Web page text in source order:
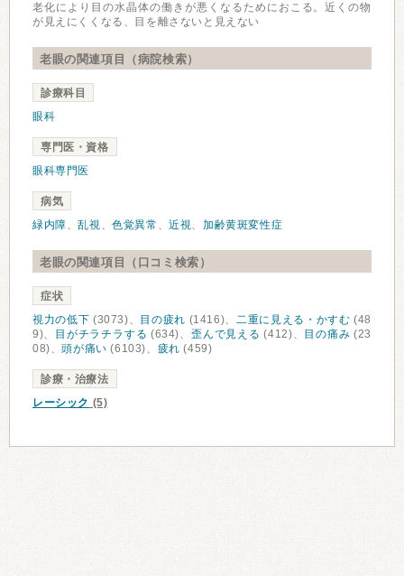
老化により目の水晶体の働きが悪くなるためにおこる。近くの物
が見えにくくなる、目を離さないと見えない
老眼の関連項目（病院検索）
診療科目
眼科
専門医・資格
眼科専門医
病気
緑内障、乱視、色覚異常 、近視、加齢黄斑変性症
老眼の関連項目（口コミ検索）
症状
視力の低下 (3073)、 目の疲れ (1416)、 二重に見える・かすむ (48
9)、
目がチラチラする (634)、歪んで見える (412)、 目の痛み (23
08)、頭が痛い (6103)、 疲れ (459)
診療・治療法
レーシック (5)